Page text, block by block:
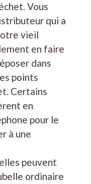
Vous
qui a
vieil
en faire
dans
points
Certains
en
pour le
à une
peuvent
ordinaire